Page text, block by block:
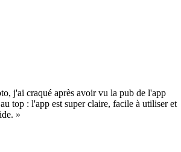
j'ai craqué après avoir vu la pub de l'app
top : l'app est super claire, facile à utiliser et
»